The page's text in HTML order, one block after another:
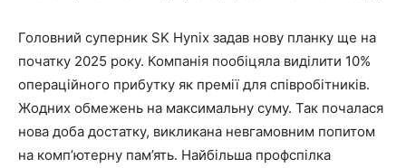
Головний суперник SK Hynix задав нову планку ще на
початку 2025 року. Компанія пообіцяла виділити 10%
операційного прибутку як премії для співробітників.
Жодних обмежень на максимальну суму. Так почалася
нова доба достатку, викликана невгамовним попитом
на комп’ютерну пам’ять. Найбільша профспілка